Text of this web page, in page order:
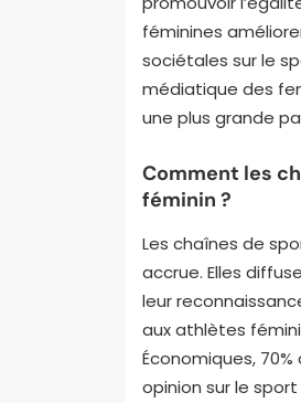
féminines
sociétales sur le
médiatique des
une plus grande
Comment les
féminin ?
Les chaînes de
accrue. Elles
leur
aux athlètes
Économiques,
opinion sur le